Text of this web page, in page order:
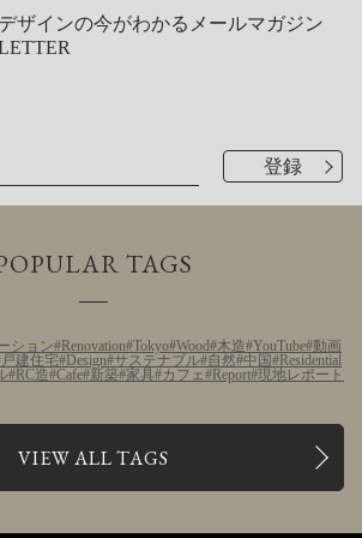
デザインの今がわかるメールマガジン
TAGS
ション Renovation Tokyo Wood 木造 YouTube 動画
戸建住宅 Design サステナブル 自然 中国
Residential
RC造 Cafe 新築 家具 カフェ Report 現地レポート
VIEW ALL TAGS